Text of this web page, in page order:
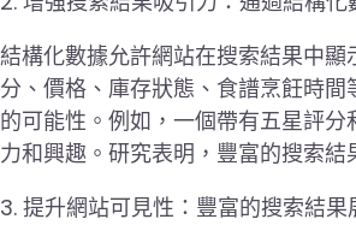
結構化數據允許網站在搜索結果中
分、價格、庫存狀態、食譜烹飪時
的可能性。例如，一個帶有五星評
力和興趣。研究表明，豐富的搜索
3. 提升網站可見性：豐富的搜索結